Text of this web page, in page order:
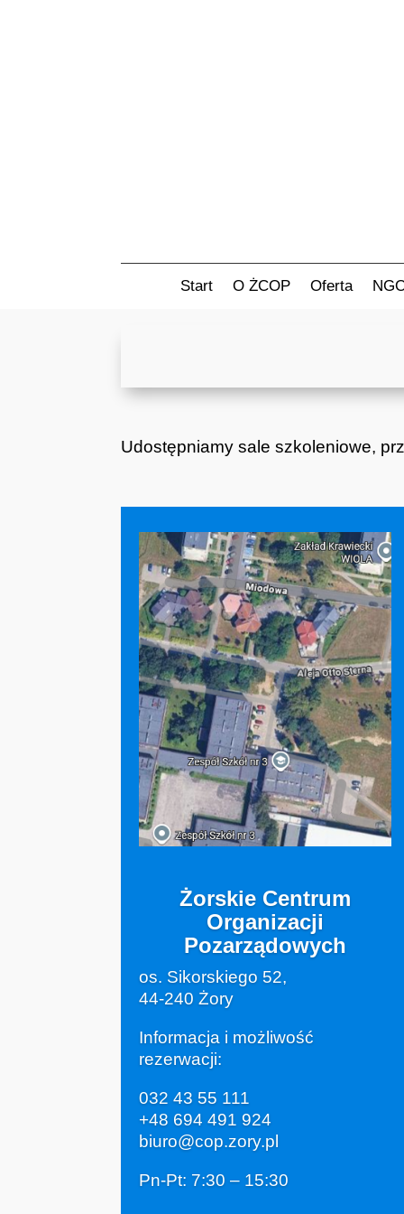
Start O ŻCOP Oferta
Udostępniamy sale szkoleniowe,
Żorskie Centrum
Organizacji
Pozarządowych
os. Sikorskiego 52,
44-240 Żory
Informacja i możliwość
rezerwacji:
032 43 55 111
+48 694 491 924
biuro@cop.zory.pl
Pn-Pt: 7:30 – 15:30